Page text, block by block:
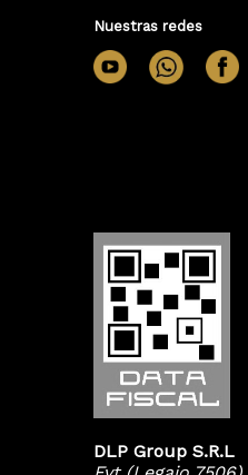
Nuestras redes
DLP Group S.R.L